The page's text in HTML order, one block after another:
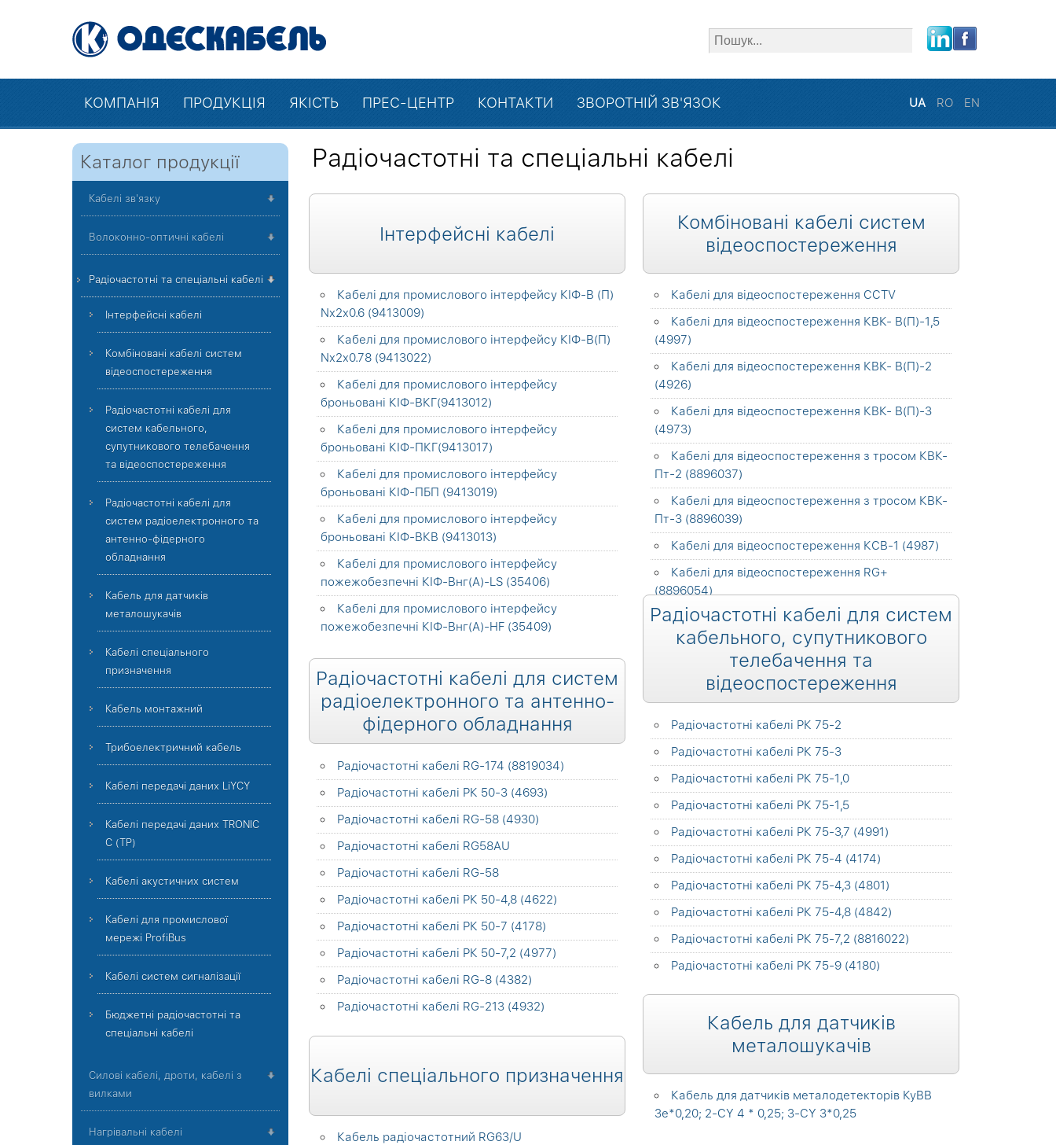
КОМПАНІЯ ПРОДУКЦІЯ ЯКІСТЬ ПРЕС-ЦЕНТР КОНТАКТИ ЗВОРОТНІЙ ЗВ'ЯЗОК UA RO EN
Каталог продукції
Кабелі зв'язку
Волоконно-оптичні кабелі
Радіочастотні та спеціальні кабелі
Інтерфейсні кабелі
Комбіновані кабелі систем
відеоспостереження
Радіочастотні кабелі для
систем кабельного,
супутникового телебачення
та відеоспостереження
Радіочастотні кабелі для
систем радіоелектронного та
антенно-фідерного
обладнання
Кабель для датчиків
металошукачів
Кабелі спеціального
призначення
Кабель монтажний
Трибоелектричний кабель
Кабелі передачі даних LiYCY
Кабелі передачі даних TRONIC
C (TP)
Кабелі акустичних систем
Кабелі для промислової
мережі ProfiBus
Кабелі систем сигналізації
Бюджетні радіочастотні та
спеціальні кабелі
Силові кабелі, дроти, кабелі з
вилками
Нагрівальні кабелі
Радіочастотні та спеціальні кабелі
Інтерфейсні кабелі
Кабелі для промислового інтерфейсу КІФ-В (П)
Nx2x0.6 (9413009)
Кабелі для промислового інтерфейсу КІФ-В(П)
Nx2x0.78 (9413022)
Кабелі для промислового інтерфейсу
броньовані КІФ-ВКГ(9413012)
Кабелі для промислового інтерфейсу
броньовані КІФ-ПКГ(9413017)
Кабелі для промислового інтерфейсу
броньовані КІФ-ПБП (9413019)
Кабелі для промислового інтерфейсу
броньовані КІФ-ВКВ (9413013)
Кабелі для промислового інтерфейсу
пожежобезпечні КІФ-Внг(А)-LS (35406)
Кабелі для промислового інтерфейсу
пожежобезпечні КІФ-Внг(А)-HF (35409)
Комбіновані кабелі систем
відеоспостереження
Кабелі для відеоспостереження CCTV
Кабелі для відеоспостереження КВК- В(П)-1,5
(4997)
Кабелі для відеоспостереження КВК- В(П)-2
(4926)
Кабелі для відеоспостереження КВК- В(П)-3
(4973)
Кабелі для відеоспостереження з тросом КВК-
Пт-2 (8896037)
Кабелі для відеоспостереження з тросом КВК-
Пт-3 (8896039)
Кабелі для відеоспостереження КСВ-1 (4987)
Кабелі для відеоспостереження RG+
(8896054)
Кабелі для відеоспостереження CCTV mini
Радіочастотні кабелі для систем
кабельного, супутникового
телебачення та
відеоспостереження
Радіочастотні кабелі РК 75-2
Радіочастотні кабелі РК 75-3
Радіочастотні кабелі РК 75-1,0
Радіочастотні кабелі РК 75-1,5
Радіочастотні кабелі РК 75-3,7 (4991)
Радіочастотні кабелі РК 75-4 (4174)
Радіочастотні кабелі РК 75-4,3 (4801)
Радіочастотні кабелі РК 75-4,8 (4842)
Радіочастотні кабелі РК 75-7,2 (8816022)
Радіочастотні кабелі РК 75-9 (4180)
Радіочастотні кабелі для систем
радіоелектронного та антенно-
фідерного обладнання
Радіочастотні кабелі RG-174 (8819034)
Радіочастотні кабелі РК 50-3 (4693)
Радіочастотні кабелі RG-58 (4930)
Радіочастотні кабелі RG58AU
Радіочастотні кабелі RG-58
Радіочастотні кабелі РК 50-4,8 (4622)
Радіочастотні кабелі РК 50-7 (4178)
Радіочастотні кабелі РК 50-7,2 (4977)
Радіочастотні кабелі RG-8 (4382)
Радіочастотні кабелі RG-213 (4932)
Кабель для датчиків
металошукачів
Кабель для датчиків металодетекторів КуВВ
3е*0,20; 2-CY 4 * 0,25; 3-CY 3*0,25
Кабелі спеціального призначення
Кабель радіочастотний RG63/U
close